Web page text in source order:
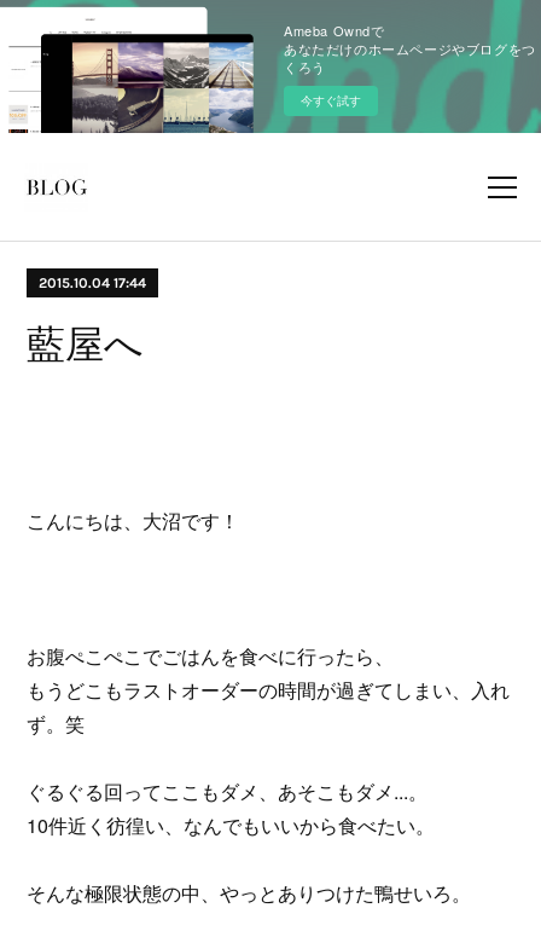
Ameba Owndで
あなただけのホームページやブログをつ
くろう
今すぐ試す
2015.10.04 17:44
藍屋へ
こんにちは、大沼です！
お腹ぺこぺこでごはんを食べに行ったら、
もうどこもラストオーダーの時間が過ぎてしまい、入れ
ず。笑
ぐるぐる回ってここもダメ、あそこもダメ...。
10件近く彷徨い、なんでもいいから食べたい。
そんな極限状態の中、やっとありつけた鴨せいろ。